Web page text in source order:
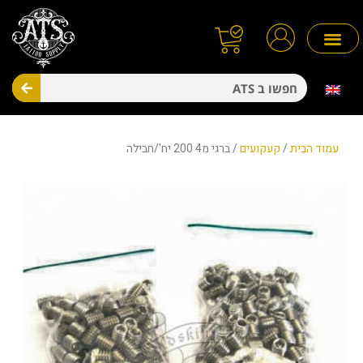
לתוכן
עמוד הבית/קעקועים/ ברגי מ4 200 יח'/חבילה